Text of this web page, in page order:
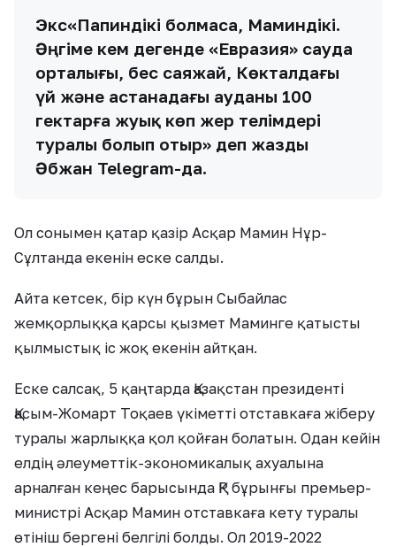
Экс«Папиндікі болмаса, Маминдікі.
Әңгіме кем дегенде «Евразия» сауда
орталығы, бес саяжай, Көкталдағы
үй және астанадағы ауданы 100
гектарға жуық көп жер телімдері
туралы болып отыр» деп жазды
Әбжан Telegram-да.
Ол сонымен қатар қазір Асқар Мамин Нұр-
Сұлтанда екенін еске салды.
Айта кетсек, бір күн бұрын Сыбайлас
жемқорлыққа қарсы қызмет Маминге қатысты
қылмыстық іс жоқ екенін айтқан.
Еске салсақ, 5 қаңтарда Қазақстан президенті
Қасым-Жомарт Тоқаев үкіметті отставкаға жіберу
туралы жарлыққа қол қойған болатын. Одан кейін
елдің әлеуметтік-экономикалық ахуалына
арналған кеңес барысында ҚР бұрынғы премьер-
министрі Асқар Мамин отставкаға кету туралы
өтініш бергені белгілі болды. Ол 2019-2022